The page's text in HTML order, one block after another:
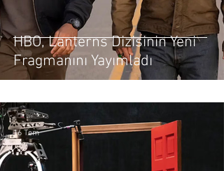
HBO, Lanterns Dizisinin Yeni
Fragmanını Yayımladı
16 Tem